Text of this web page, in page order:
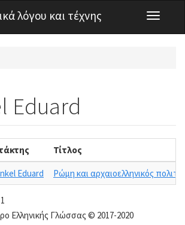
περιεχόμενο
λόγου και τέχνης
Toggle
Eduard
Τίτλος
Eduard Ρώμη και αρχαιοελληνικός
Ελληνικής Γλώσσας © 2017-2020